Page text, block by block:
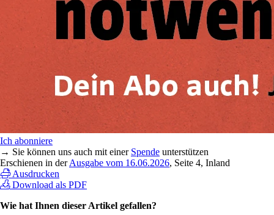
Ich abonniere
→ Sie können uns auch mit einer Spende unterstützen
Erschienen in derAusgabe vom 16.06.2026, Seite 4, Inland
Ausdrucken
Download als PDF
Wie hat Ihnen dieser Artikel gefallen?